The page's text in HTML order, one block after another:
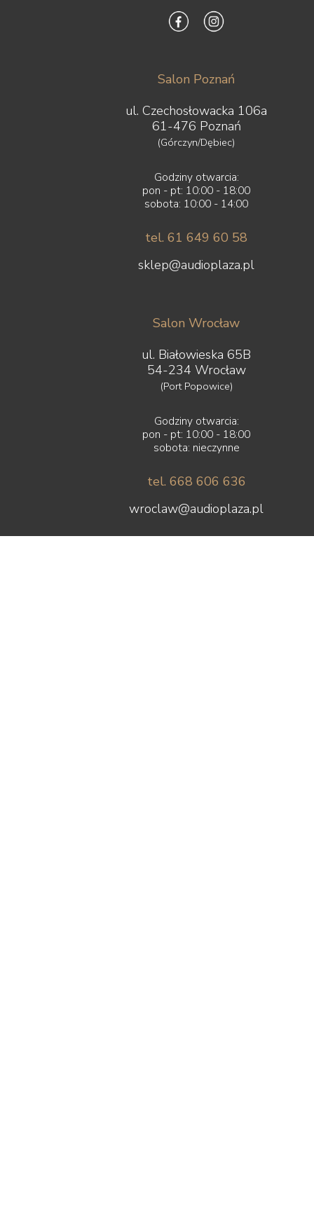
Salon Poznań
ul. Czechosłowacka 106a
61-476 Poznań
(Górczyn/Dębiec)
Godziny otwarcia:
pon - pt: 10:00 - 18:00
sobota: 10:00 - 14:00
tel. 61 649 60 58
sklep@audioplaza.pl
Salon Wrocław
ul. Białowieska 65B
54-234 Wrocław
(Port Popowice)
Godziny otwarcia:
pon - pt: 10:00 - 18:00
sobota: nieczynne
tel. 668 606 636
wroclaw@audioplaza.pl